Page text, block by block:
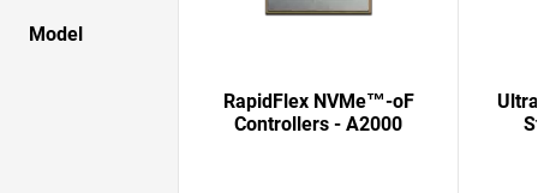
Model
RapidFlex NVMe™-oF
Controllers - A2000